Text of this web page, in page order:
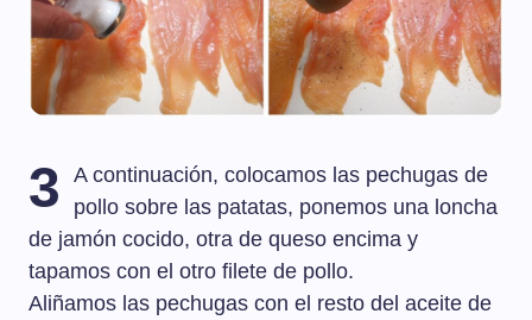
3
A continuación, colocamos las pechugas de
pollo sobre las patatas, ponemos una loncha
de jamón cocido, otra de queso encima y
tapamos con el otro filete de pollo.
Aliñamos las pechugas con el resto del aceite de